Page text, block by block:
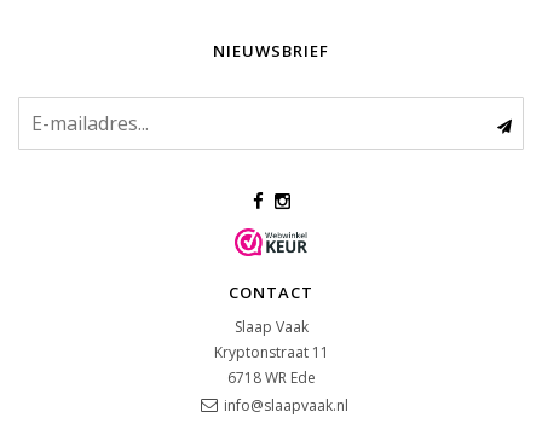
NIEUWSBRIEF
CONTACT
Slaap Vaak
Kryptonstraat 11
6718 WR Ede
info@slaapvaak.nl